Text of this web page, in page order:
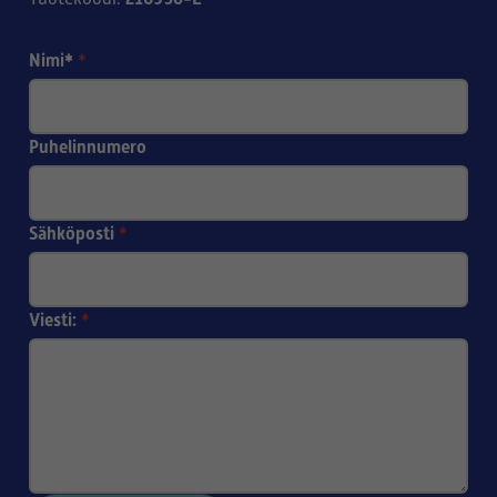
Nimi* *
Puhelinnumero
Sähköposti *
Viesti: *